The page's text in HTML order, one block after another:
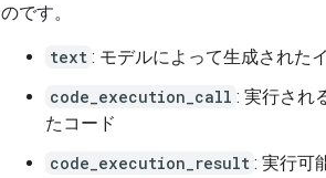
のです。
text : モデルによって生成された
code_execution_call : 実行され
たコード
code_execution_result : 実行可